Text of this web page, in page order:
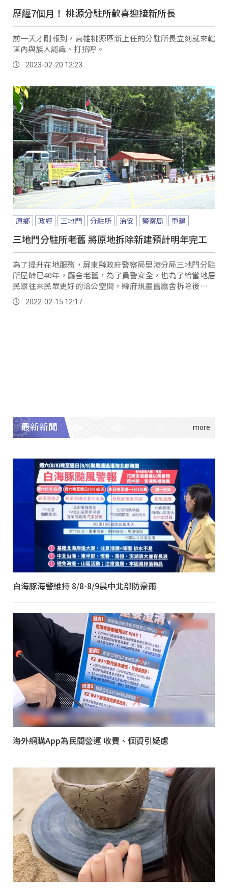
歷經7個月！ 桃源分駐所歡喜迎接新所長
前一天才剛報到，高雄桃源區新上任的分駐所長立刻就來轄
區內與族人認識、打招呼。
2023-02-20 12:23
原鄉 政經 三地門 分駐所 治安 警察局 重建
三地門分駐所老舊 將原地拆除新建預計明年完工
為了提升在地服務，屏東縣政府警察局里港分局三地門分駐
所屋齡已40年，廳舍老舊，為了員警安全，也為了給當地居
民跟往來民眾更好的洽公空間，縣府規畫舊廳舍拆除後原地
新建，預計明年一月完工。
2022-02-15 12:17
最新新聞
白海豚海警維持 8/8-8/9晨中北部防豪雨
海外網購App為民間營運 收費、個資引疑慮